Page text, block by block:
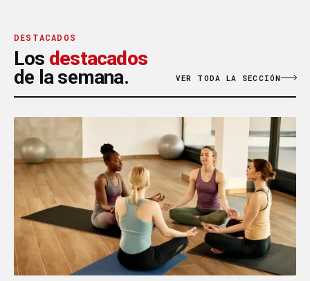
DESTACADOS
Los destacados
de la semana.
VER TODA LA SECCIÓN